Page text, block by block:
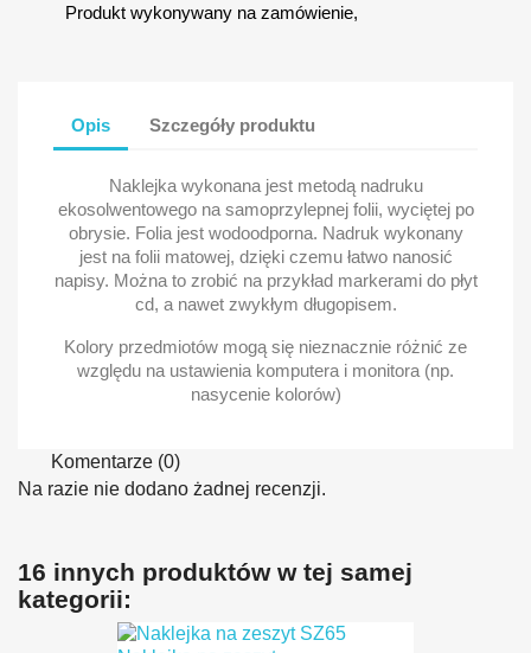
Produkt wykonywany na zamówienie,
Opis Szczegóły produktu
Naklejka wykonana jest metodą nadruku
ekosolwentowego na samoprzylepnej folii, wyciętej po
obrysie. Folia jest wodoodporna. Nadruk wykonany
jest na folii matowej, dzięki czemu łatwo nanosić
napisy. Można to zrobić na przykład markerami do płyt
cd, a nawet zwykłym długopisem.
Kolory przedmiotów mogą się nieznacznie różnić ze
względu na ustawienia komputera i monitora (np.
nasycenie kolorów)
Komentarze (0)
Na razie nie dodano żadnej recenzji.
16 innych produktów w tej samej
kategorii: